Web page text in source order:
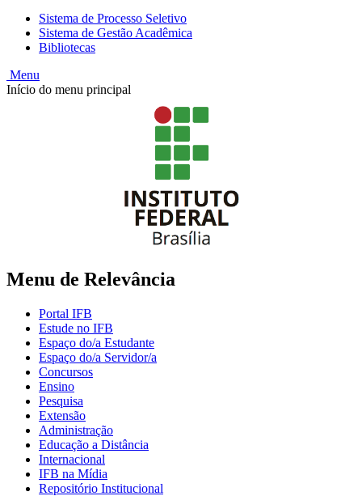
Sistema de Processo Seletivo
Sistema de Gestão Acadêmica
Bibliotecas
Menu
Início do menu principal
Menu de Relevância
Portal IFB
Estude no IFB
Espaço do/a Estudante
Espaço do/a Servidor/a
Concursos
Ensino
Pesquisa
Extensão
Administração
Educação a Distância
Internacional
IFB na Mídia
Repositório Institucional